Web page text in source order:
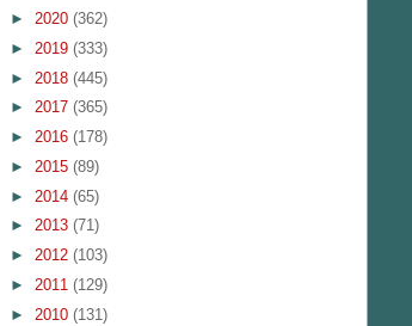
► 2020 (362)
► 2019 (333)
► 2018 (445)
► 2017 (365)
► 2016 (178)
► 2015 (89)
► 2014 (65)
► 2013 (71)
► 2012 (103)
► 2011 (129)
► 2010 (131)